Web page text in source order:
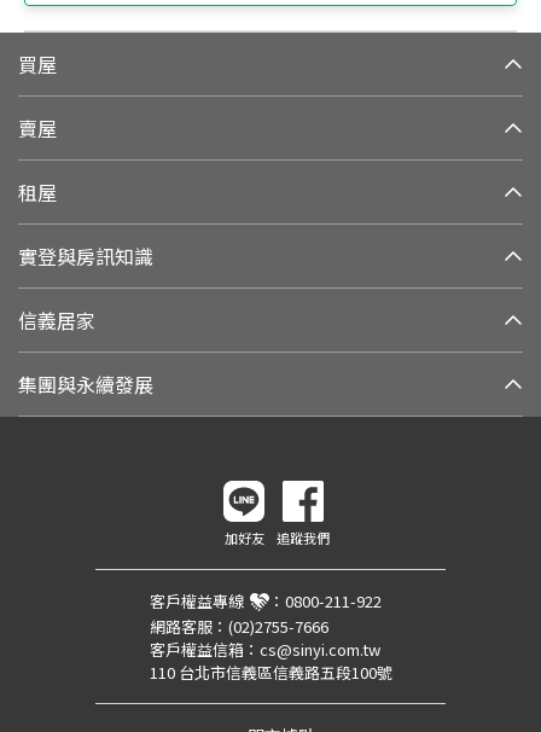
買屋
賣屋
租屋
實登與房訊知識
信義居家
集團與永續發展
加好友 追蹤我們
客戶權益專線 ： 0800-211-922
網路客服： (02)2755-7666
客戶權益信箱： cs@sinyi.com.tw
110 台北市信義區信義路五段100號